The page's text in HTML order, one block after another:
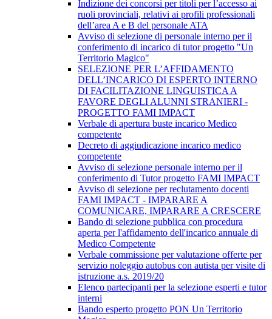
Indizione dei concorsi per titoli per l’accesso ai
ruoli provinciali, relativi ai profili professionali
dell’area A e B del personale ATA
Avviso di selezione di personale interno per il
conferimento di incarico di tutor progetto "Un
Territorio Magico"
SELEZIONE PER L’AFFIDAMENTO
DELL’INCARICO DI ESPERTO INTERNO
DI FACILITAZIONE LINGUISTICA A
FAVORE DEGLI ALUNNI STRANIERI -
PROGETTO FAMI IMPACT
Verbale di apertura buste incarico Medico
competente
Decreto di aggiudicazione incarico medico
competente
Avviso di selezione personale interno per il
conferimento di Tutor progetto FAMI IMPACT
Avviso di selezione per reclutamento docenti
FAMI IMPACT - IMPARARE A
COMUNICARE, IMPARARE A CRESCERE
Bando di selezione pubblica con procedura
aperta per l'affidamento dell'incarico annuale di
Medico Competente
Verbale commissione per valutazione offerte per
servizio noleggio autobus con autista per visite di
istruzione a.s. 2019/20
Elenco partecipanti per la selezione esperti e tutor
interni
Bando esperto progetto PON Un Territorio